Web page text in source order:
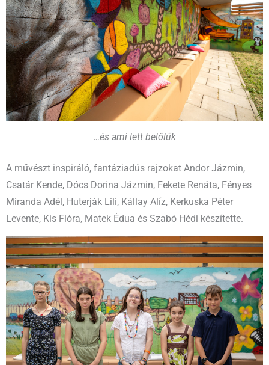
…és ami lett belőlük
A művészt inspiráló, fantáziadús rajzokat Andor Jázmin,
Csatár Kende, Dócs Dorina Jázmin, Fekete Renáta, Fényes
Miranda Adél, Huterják Lili, Kállay Alíz, Kerkuska Péter
Levente, Kis Flóra, Matek Édua és Szabó Hédi készítette.